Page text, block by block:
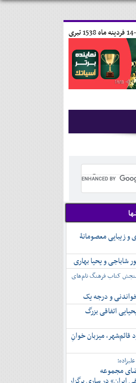
14 فردينه ماه 1538 تبری
و زیبایی معصومانۀ
شاباجی و یحیا بهاری
کتاب فرهنگ نام‌های
و درجه یک
اتفاقی بزرگ
قائم‌شهر، میزبان خوانِ
مجموعه